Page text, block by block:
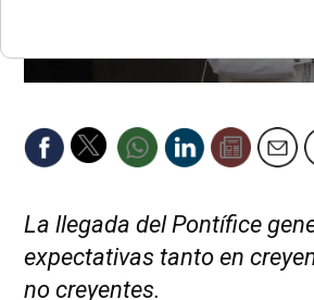
La llegada del Pontífice
expectativas tanto en
no creyentes.